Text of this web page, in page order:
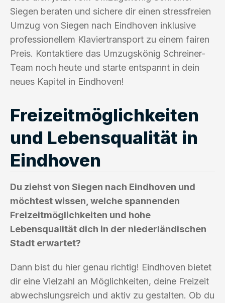
Siegen beraten und sichere dir einen stressfreien
Umzug von Siegen nach Eindhoven inklusive
professionellem Klaviertransport zu einem fairen
Preis. Kontaktiere das Umzugskönig Schreiner-
Team noch heute und starte entspannt in dein
neues Kapitel in Eindhoven!
Freizeitmöglichkeiten
und Lebensqualität in
Eindhoven
Du ziehst von Siegen nach Eindhoven und
möchtest wissen, welche spannenden
Freizeitmöglichkeiten und hohe
Lebensqualität dich in der niederländischen
Stadt erwartet?
Dann bist du hier genau richtig! Eindhoven bietet
dir eine Vielzahl an Möglichkeiten, deine Freizeit
abwechslungsreich und aktiv zu gestalten. Ob du